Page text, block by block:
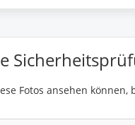
Fotos ansehen